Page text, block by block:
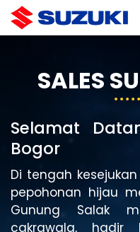
SALES
Selamat
Bogor
Di tengah
pepohonan hijau
Gunung Salak
cakrawala, hadir